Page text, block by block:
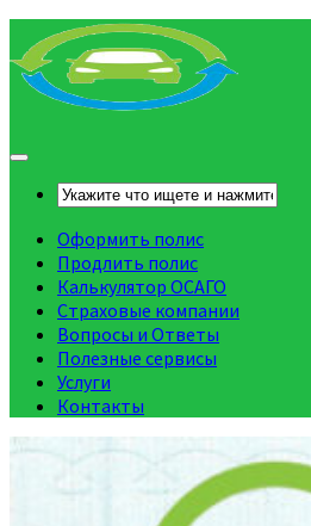
Оформить полис
Продлить полис
Калькулятор ОСАГО
Страховые компании
Вопросы и Ответы
Полезные сервисы
Услуги
Контакты